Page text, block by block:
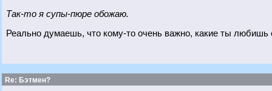
Так-то я супы-пюре обожаю.
Реально думаешь, что кому-то очень важно, какие ты любишь
Re: Бэтмен?